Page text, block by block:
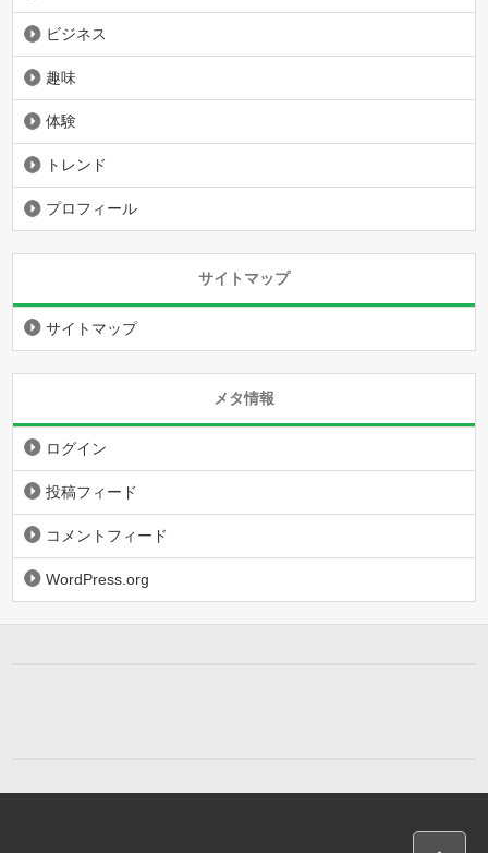
ビジネス
趣味
体験
トレンド
プロフィール
サイトマップ
サイトマップ
メタ情報
ログイン
投稿フィード
コメントフィード
WordPress.org